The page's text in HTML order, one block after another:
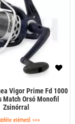
Vigor Prime Fd 1000
Match Orsó Monofil
Zsinórral
elérhető >>>